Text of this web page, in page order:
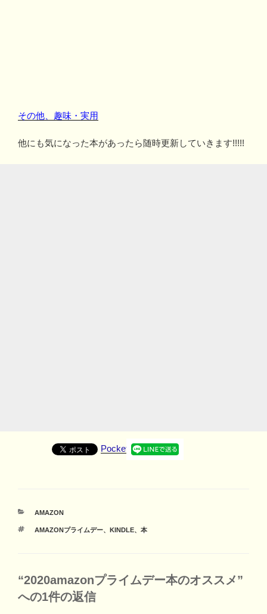
その他、趣味・実用
他にも気になった本があったら随時更新していきます!!!!!
Pocket
カ
ゴ
AMAZON
タ
AMAZONプライムデー、 KINDLE、 本
“2020amazonプライムデー本のオススメ”
への1件の返信